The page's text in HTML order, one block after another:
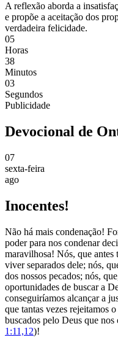
A reflexão aborda a
e propõe a aceitação dos
verdadeira felicidade.
05
Horas
38
Minutos
03
Segundos
Publicidade
Devocional de
07
sexta-feira
ago
Inocentes!
Não há mais condenação!
poder para nos condenar
maravilhosa! Nós, que antes
viver separados dele; nós,
dos nossos pecados; nós,
oportunidades de buscar a
conseguiríamos alcançar a
que tantas vezes rejeitamos
buscados pelo Deus que
1:11,12)!